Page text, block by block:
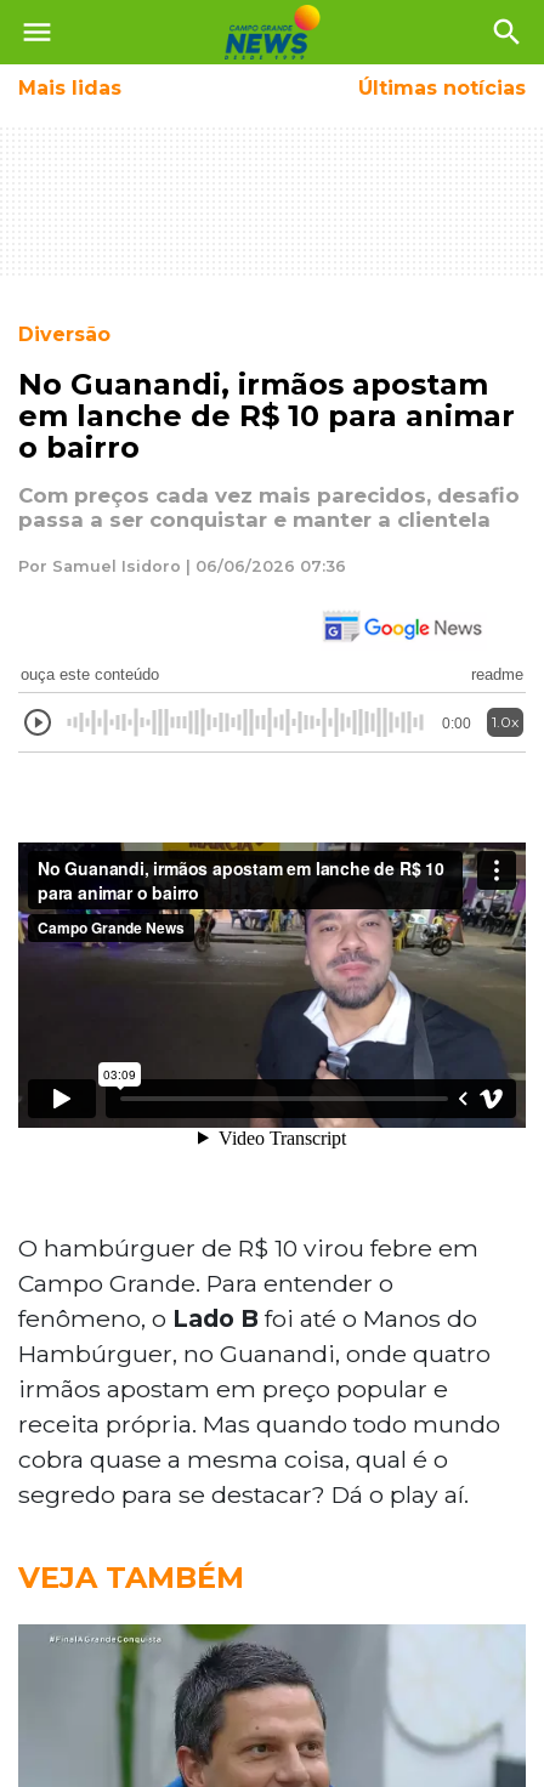
menu search
Mais lidas Últimas notícias
Diversão
No Guanandi, irmãos apostam
em lanche de R$ 10 para animar
o bairro
Com preços cada vez mais parecidos, desafio
passa a ser conquistar e manter a clientela
Por Samuel Isidoro | 06/06/2026 07:36
ouça este conteúdo readme
0:00 1.0x
O hambúrguer de R$ 10 virou febre em
Campo Grande. Para entender o
fenômeno, o Lado Bfoi até o Manos do
Hambúrguer, no Guanandi, onde quatro
irmãos apostam em preço popular e
receita própria. Mas quando todo mundo
cobra quase a mesma coisa, qual é o
segredo para se destacar? Dá o play aí.
VEJA TAMBÉM